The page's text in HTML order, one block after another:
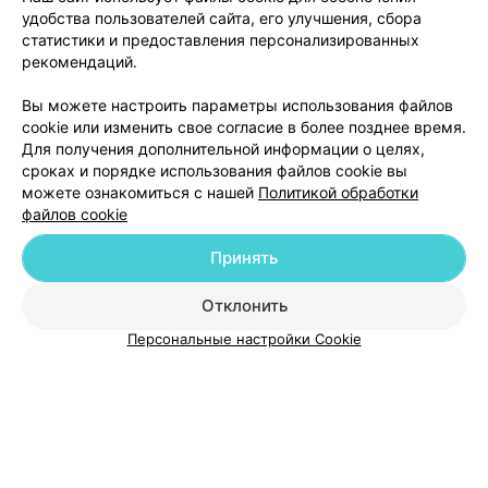
Тишковской Ирине Владимировне за профессионализм
и отзывчивость! От всей души желаю медцентру таких
сотрудников побольше! Ирина Владимировна
специалист , который с первой минуты располагает
пациента к себе, очень досконально проводит
здоровья и много отзывчивых пациентов.
Добавить специалиста
удобства пользователей сайта, его улучшения, сбора
статистики и предоставления персонализированных
рекомендаций.
Вы можете настроить параметры использования файлов
cookie или изменить свое согласие в более позднее время.
Для получения дополнительной информации о целях,
сроках и порядке использования файлов cookie вы
можете ознакомиться с нашей Политикой обработки
файлов cookie
Отклонить
Принять
Персональные настройки Cookie